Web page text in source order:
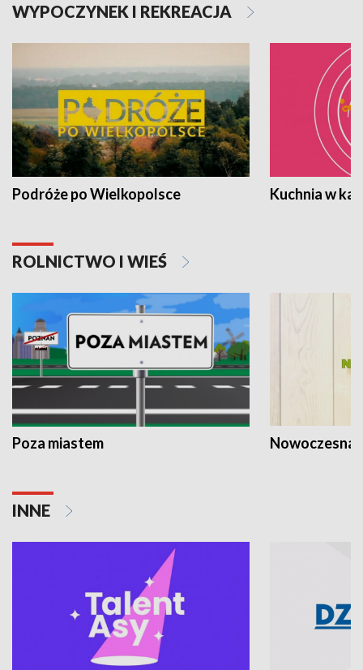
WYPOCZYNEK I REKREACJA
Podróże po Wielkopolsce Kuchnia w
ROLNICTWO I WIEŚ
Poza miastem Nowoczesna
INNE